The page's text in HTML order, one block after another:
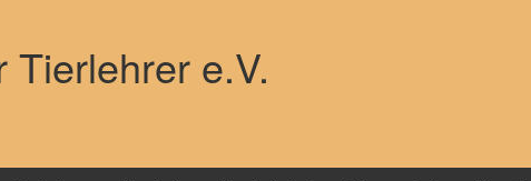
Tierlehrer e.V.